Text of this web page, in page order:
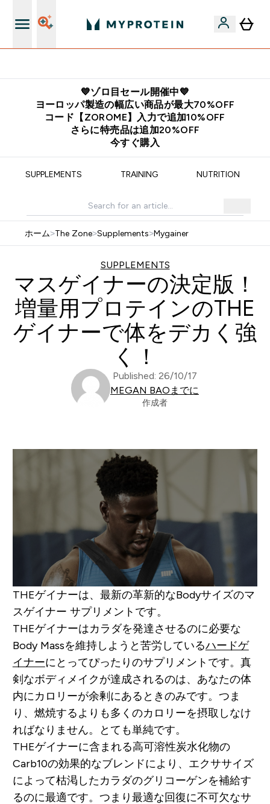
💙ゾロ目セール開催中💙
ヨーロッパ製造の幅広い商品が最大70%OFF
コード【ZOROME】入力で追加10%OFF
さらに特売品は追加20%OFF
今すぐ購入
SUPPLEMENTS TRAINING NUTRITION
ホーム>The Zone>Supplements>Mygainer
SUPPLEMENTS
マスゲイナーの決定版！
増量用プロテインのTHE
ゲイナーで体をデカく強
く！
Published: 26/10/17
MEGAN BAOまでに
作成者
THEゲイナーは、最新の革新的なBodyサイズのマ
スゲイナー サプリメントです。
THEゲイナーはカラダを発達させるのに必要な
Body Massを維持しようと苦労しているハードゲ
イナーにとってぴったりのサプリメントです。真
剣なボディメイクが達成されるのは、あなたの体
内にカロリーが余剰にあるときのみです。つま
り、燃焼するよりも多くのカロリーを摂取しなけ
ればなりません。とても単純です。
THEゲイナーに含まれる高可溶性炭水化物の
Carb10の効果的なブレンドにより、エクササイズ
によって枯渇したカラダのグリコーゲンを補給す
るのに最適です。つまり最適な回復に不可欠なサ